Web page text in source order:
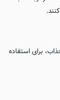
برای استفاده